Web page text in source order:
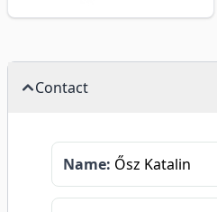
Contact
Name: Ősz Katalin